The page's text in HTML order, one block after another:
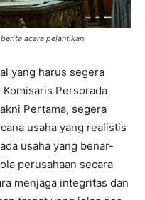
acara pelantikan
yang harus segera
Persorada
Pertama, segera
usaha yang realistis
usaha yang benar-
perusahaan secara
menjaga integritas dan